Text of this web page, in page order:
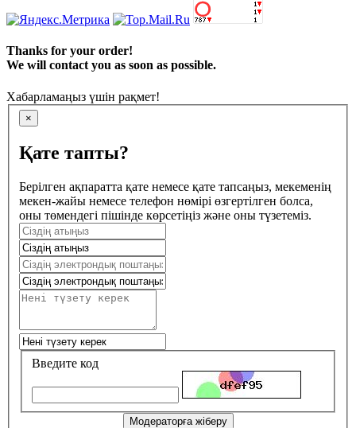
Thanks for your order!
We will contact you as soon as possible.
Хабарламаңыз үшін рақмет!
×
Қате тапты?
Берілген ақпаратта қате немесе қате тапсаңыз, мекеменің
мекен-жайы немесе телефон нөмірі өзгертілген болса,
оны төмендегі пішінде көрсетіңіз және оны түзетеміз.
Введите код
Модераторға жіберу